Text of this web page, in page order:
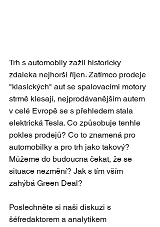
Trh s automobily zažil historicky
zdaleka nejhorší říjen. Zatímco prodeje
"klasických" aut se spalovacími motory
strmě klesají, nejprodávanějším autem
v celé Evropě se s přehledem stala
elektrická Tesla. Co způsobuje tenhle
pokles prodejů? Co to znamená pro
automobilky a pro trh jako takový?
Můžeme do budoucna čekat, že se
situace nezmění? Jak s tím vším
zahýbá Green Deal?
Poslechněte si naši diskuzi s
šéfredaktorem a analytikem